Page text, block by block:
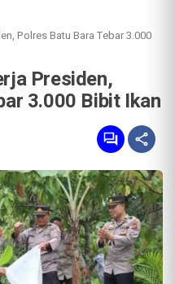
Polres Batu Bara Tebar 3.000
Presiden,
3.000 Bibit Ikan